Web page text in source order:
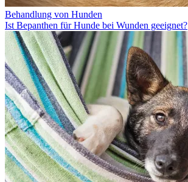
Behandlung von Hunden
Ist Bepanthen für Hunde bei Wunden geeignet?